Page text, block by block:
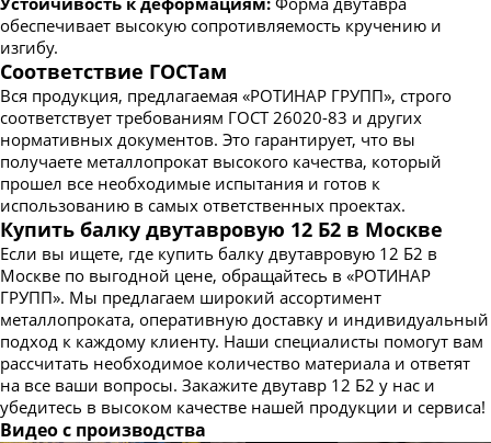
обеспечивает высокую сопротивляемость кручению и
изгибу.
Соответствие ГОСТам
Вся продукция, предлагаемая «РОТИНАР ГРУПП», строго
соответствует требованиям ГОСТ 26020-83 и других
нормативных документов. Это гарантирует, что вы
получаете металлопрокат высокого качества, который
прошел все необходимые испытания и готов к
использованию в самых ответственных проектах.
Купить балку двутавровую 12 Б2 в Москве
Если вы ищете, где купить балку двутавровую 12 Б2 в
Москве по выгодной цене, обращайтесь в «РОТИНАР
ГРУПП». Мы предлагаем широкий ассортимент
металлопроката, оперативную доставку и индивидуальный
подход к каждому клиенту. Наши специалисты помогут вам
рассчитать необходимое количество материала и ответят
на все ваши вопросы. Закажите двутавр 12 Б2 у нас и
убедитесь в высоком качестве нашей продукции и сервиса!
Видео с производства